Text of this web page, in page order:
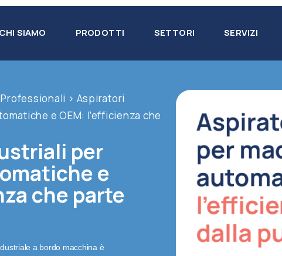
CHI SIAMO PRODOTTI SETTORI SERVIZI
> Aspiratori
e OEM: l’efficienza che
per
e
che parte
a bordo macchina è